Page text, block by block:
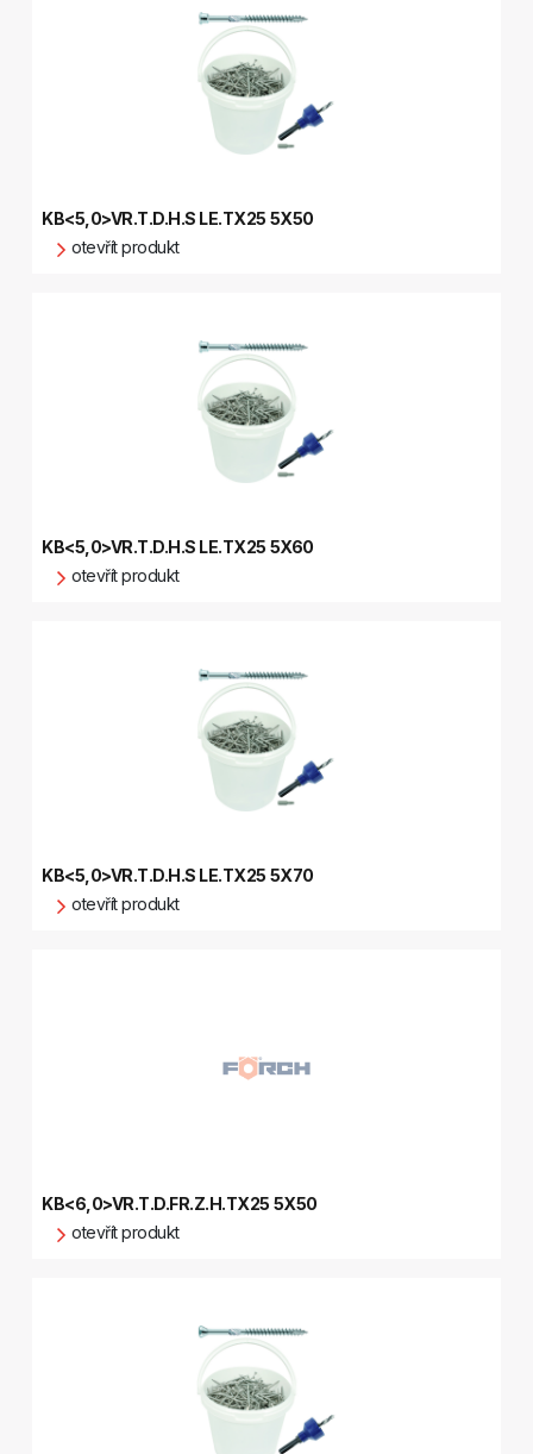
KB<5,0>VR.T.D.H.S LE.TX25 5X50
otevřít produkt
KB<5,0>VR.T.D.H.S LE.TX25 5X60
otevřít produkt
KB<5,0>VR.T.D.H.S LE.TX25 5X70
otevřít produkt
KB<6,0>VR.T.D.FR.Z.H.TX25 5X50
otevřít produkt